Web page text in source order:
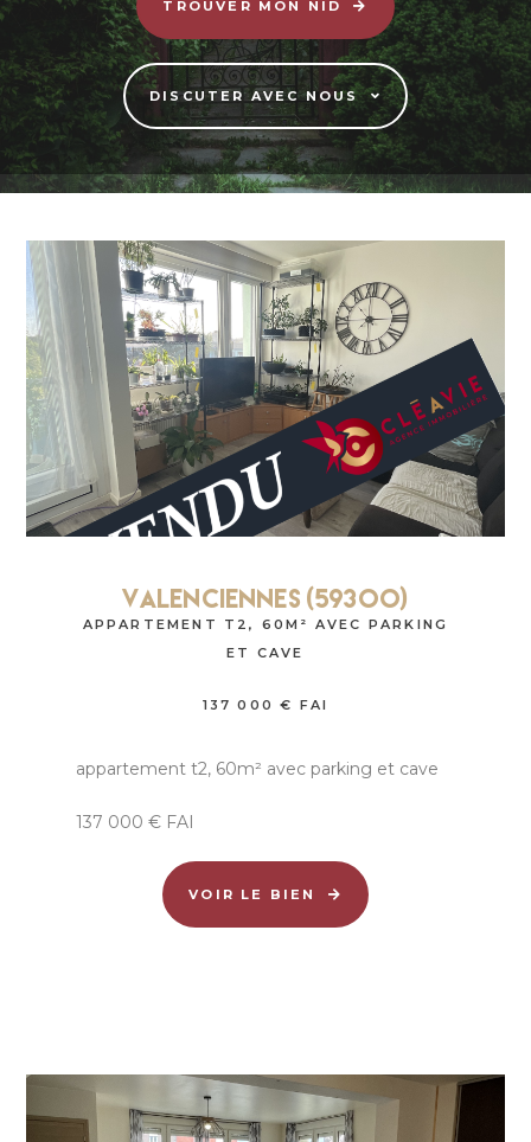
TROUVER MON NID
DISCUTER AVEC NOUS
Valenciennes (59300)
APPARTEMENT T2, 60M² AVEC PARKING
ET CAVE
137 000 € FAI
appartement t2, 60m² avec parking et cave
137 000 € FAI
VOIR LE BIEN